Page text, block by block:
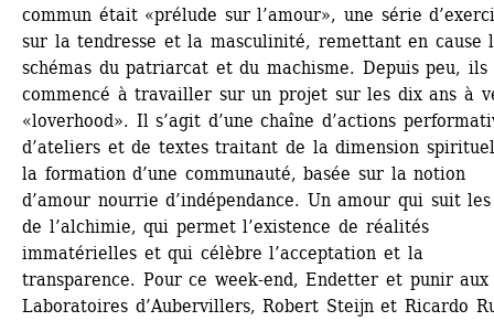
commun était «prélude sur l’amour», une série
sur la tendresse et la masculinité, remettant en cause
schémas du patriarcat et du machisme. Depuis peu, ils
commencé à travailler sur un projet sur les dix ans à
«loverhood». Il s’agit d’une chaîne d’actions
d’ateliers et de textes traitant de la dimension
la formation d’une communauté, basée sur la notion
d’amour nourrie d’indépendance. Un amour qui suit
de l’alchimie, qui permet l’existence de réalités
immatérielles et qui célèbre l’acceptation et la
transparence. Pour ce week-end, Endetter et punir aux
Laboratoires d’Aubervillers, Robert Steijn et Ricardo